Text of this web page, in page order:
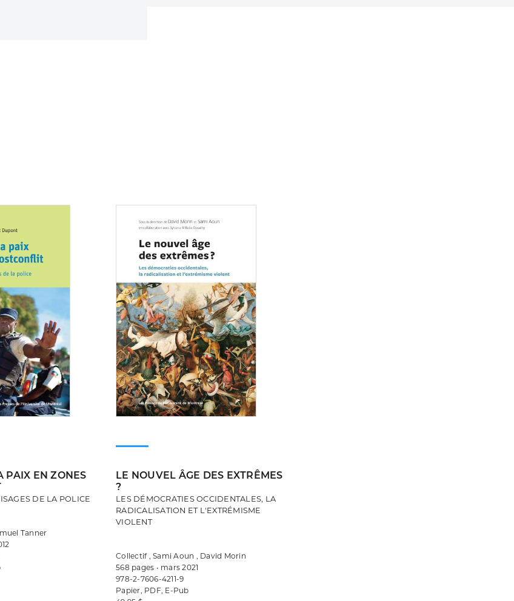
PAIX EN ZONES
DE LA POLICE
Tanner
LE NOUVEL ÂGE DES EXTRÊMES
?
LES DÉMOCRATIES OCCIDENTALES, LA
RADICALISATION ET L'EXTRÉMISME
VIOLENT
Collectif , Sami Aoun , David Morin
568 pages • mars 2021
978-2-7606-4211-9
Papier, PDF, E-Pub